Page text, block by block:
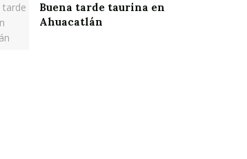
Buena tarde taurina en
Ahuacatlán